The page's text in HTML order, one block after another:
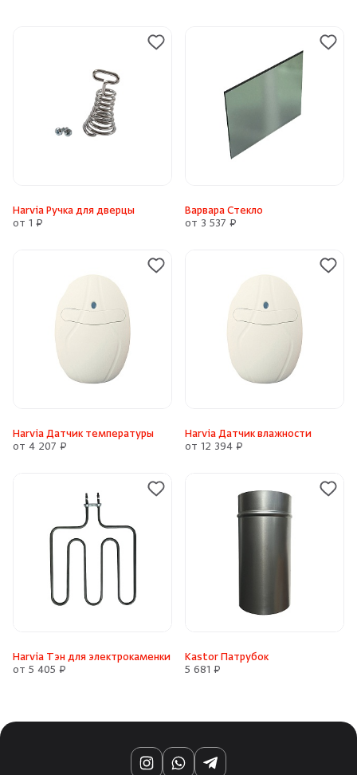
Harvia Ручка для дверцы
от 1 ₽
Варвара Стекло
от 3 537 ₽
Harvia Датчик температуры
от 4 207 ₽
Harvia Датчик влажности
от 12 394 ₽
Harvia Тэн для электрокаменки
от 5 405 ₽
Kastor Патрубок
5 681 ₽
InstagramWhatsAppTelegram